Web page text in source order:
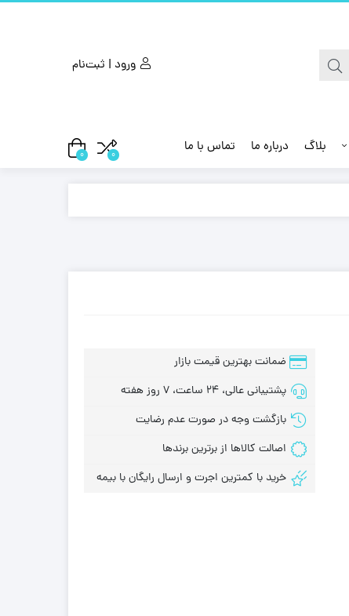
ورود | ثبت‌نام
بلاگ درباره ما تماس با ما 0
0
ضمانت بهترین قیمت بازار
پشتیبانی عالی، 24 ساعت، 7 روز هفته
بازگشت وجه در صورت عدم رضایت
اصالت کالاها از برترین برندها
خرید با کمترین اجرت و ارسال رایگان با بیمه